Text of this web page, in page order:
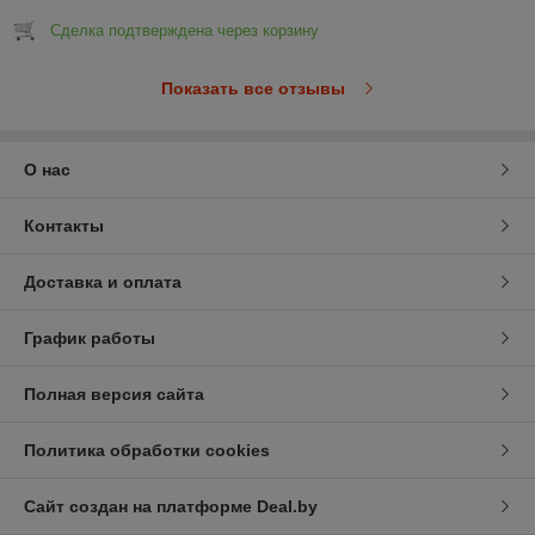
Сделка подтверждена через корзину
Показать все отзывы
О нас
Контакты
Доставка и оплата
График работы
Полная версия сайта
Политика обработки cookies
Сайт создан на платформе Deal.by